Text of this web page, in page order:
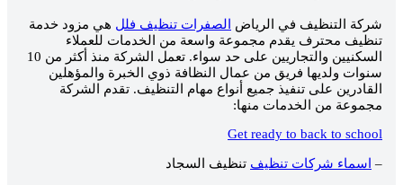
شركة التنظيف في الرياض الصفرات تنظيف فلل هي مزود خدمة
تنظيف محترف يقدم مجموعة واسعة من الخدمات للعملاء
السكنيين والتجاريين على حد سواء. تعمل الشركة منذ أكثر من 10
سنوات ولديها فريق من عمال النظافة ذوي الخبرة والمؤهلين
القادرين على تنفيذ جميع أنواع مهام التنظيف. تقدم الشركة
مجموعة من الخدمات منها:
Get ready to back to school
– اسماء شركات تنظيف تنظيف السجاد